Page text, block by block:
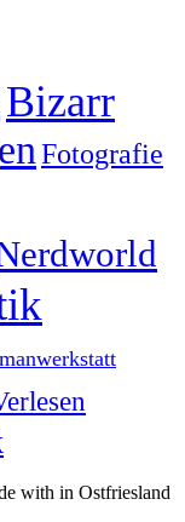
Bizarr
Fotografie
with in Ostfriesland